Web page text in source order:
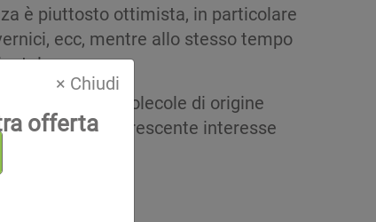
× Chiudi
offerta
è piuttosto ottimista, in particolare
ecc, mentre allo stesso tempo
ricerca di molecole di origine
il crescente interesse